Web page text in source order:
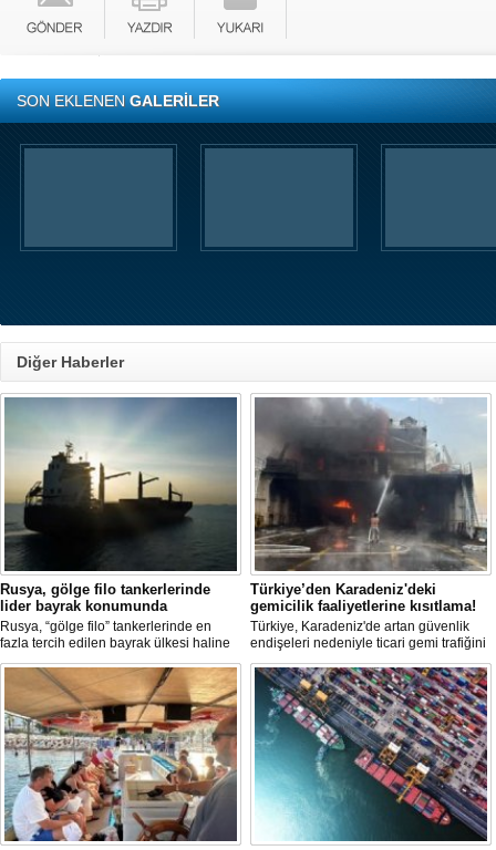
SON EKLENENGALERİLER
Diğer Haberler
Rusya, gölge filo tankerlerinde
lider bayrak konumunda
Rusya, “gölge filo” tankerlerinde en
fazla tercih edilen bayrak ülkesi haline
geldi. Yaptırım baskısının artmasıyla
birlikte çok sayıda tanker Rus bayrağına
geçerken, bu durum küresel denizcilik
yaptırımlarının uygulanması açısından
yeni bir tablo ortaya koyuyor.
Türkiye’den Karadeniz'deki
gemicilik faaliyetlerine kısıtlama!
Türkiye, Karadeniz'de artan güvenlik
endişeleri nedeniyle ticari gemi trafiğini
kısıtlamaya başladı. Bu durum,
bölgedeki gıda güvenliğini tehdit ediyor.